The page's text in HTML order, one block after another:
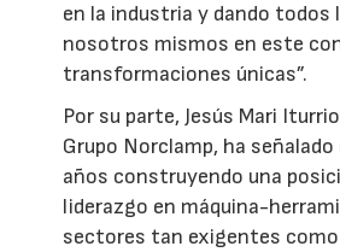
en la industria y dando todos
nosotros mismos en este
transformaciones únicas”.
Por su parte, Jesús Mari
Grupo Norclamp, ha señalado
años construyendo una
liderazgo en máquina-
sectores tan exigentes como